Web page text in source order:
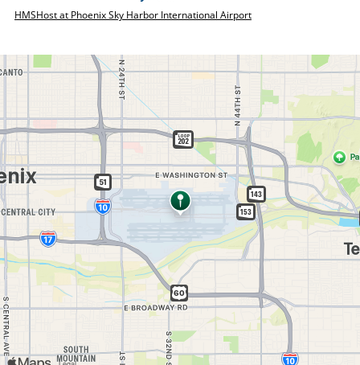
HMSHost at Phoenix Sky Harbor International Airport